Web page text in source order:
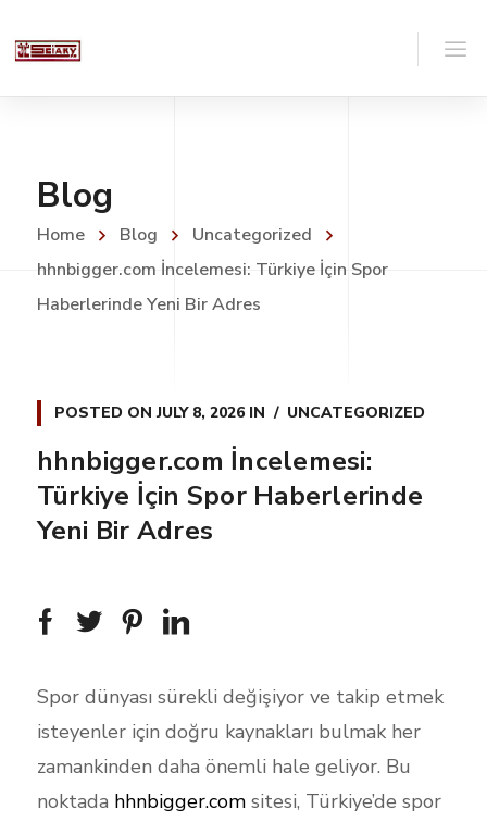
Blog
Home Blog
Uncategorized
hhnbigger.com İncelemesi: Türkiye İçin Spor
Haberlerinde Yeni Bir Adres
POSTED ON JULY 8, 2026IN UNCATEGORIZED
hhnbigger.com İncelemesi:
Türkiye İçin Spor Haberlerinde
Yeni Bir Adres
Spor dünyası sürekli değişiyor ve takip etmek
isteyenler için doğru kaynakları bulmak her
zamankinden daha önemli hale geliyor. Bu
noktada hhnbigger.comsitesi, Türkiye’de spor